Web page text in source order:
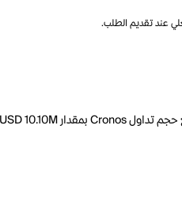
عند تقديم الطلب.